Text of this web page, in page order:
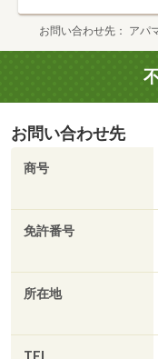
お問い合わせ先 アパ
お問い合わせ先
商号
免許番号
所在地